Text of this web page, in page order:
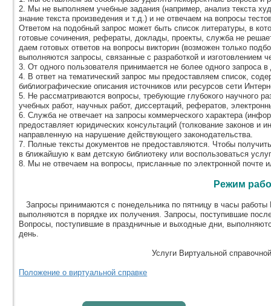
2. Мы не выполняем учебные задания (например, анализ текста
знание текста произведения и т.д.) и не отвечаем на вопросы
Ответом на подобный запрос может быть список литературы, в
готовые сочинения, рефераты, доклады, проекты, служба не
даем готовых ответов на вопросы викторин (возможен только
выполняются запросы, связанные с разработкой и изготовлением
3. От одного пользователя принимается не более одного запроса в
4. В ответ на тематический запрос мы предоставляем список,
библиографические описания источников или ресурсов сети
5. Не рассматриваются вопросы, требующие глубокого научного
учебных работ, научных работ, диссертаций, рефератов,
6. Служба не отвечает на запросы коммерческого характера
предоставляет юридических консультаций (толкование законов
направленную на нарушение действующего законодательства.
7. Полные тексты документов не предоставляются. Чтобы
в ближайшую к вам детскую библиотеку или воспользоваться
8. Мы не отвечаем на вопросы, присланные по электронной почте
Режим
Запросы принимаются с понедельника по пятницу в часы
выполняются в порядке их получения. Запросы, поступившие
Вопросы, поступившие в праздничные и выходные дни,
день.
Услуги Виртуальной
Положение о виртуальной справке